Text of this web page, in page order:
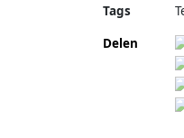
Tags
Delen